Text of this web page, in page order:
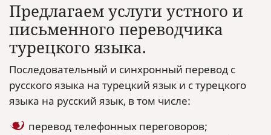
Предлагаем услуги устного и
письменного переводчика
турецкого языка.
Последовательный и синхронный перевод с
русского языка на турецкий язык и с турецкого
языка на русский язык, в том числе:
перевод телефонных переговоров;